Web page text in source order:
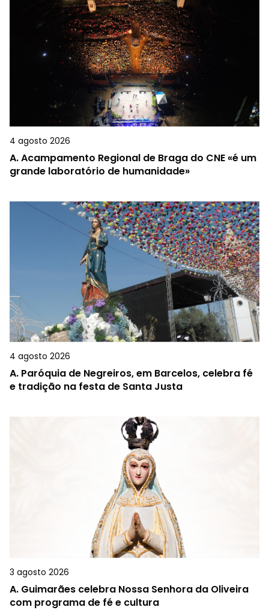
4 agosto 2026
A.Acampamento Regional de Braga do CNE «é um
grande laboratório de humanidade»
4 agosto 2026
A. Paróquia de Negreiros, em Barcelos, celebra fé
e tradição na festa de Santa Justa
3 agosto 2026
A. Guimarães celebra Nossa Senhora da Oliveira
com programa de fé e cultura